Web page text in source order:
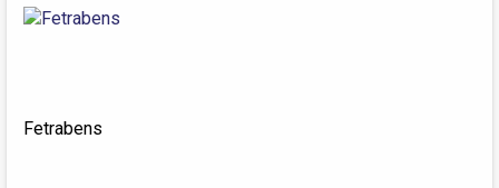
Fetrabens